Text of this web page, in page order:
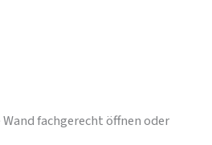
fachgerecht öffnen oder